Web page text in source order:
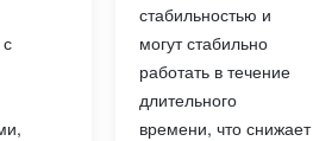
стабильностью и
могут стабильно
работать в течение
длительного
времени, что снижает